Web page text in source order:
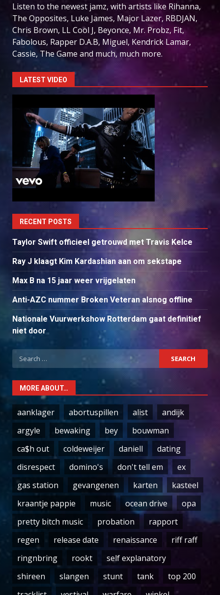
Listen to the newest jamz, with artists like Rihanna,
The Opposites, Luke James, Major Lazer, RBDJAN,
Chris Brown, LL Cool J, Beyonce, Mr. Probz, Fit,
Fabolous, Rapper D.A.B, Miguel, Kendrick Lamar,
Cassie, The Game and much, much more.
LATEST VIDEO
RECENT POSTS
Taylor Swift officieel getrouwd met Travis Kelce
Ray J klaagt Kim Kardashian aan om sekstape
Max B na 15 jaar weer vrijgelaten
Anti-AZC nummer Broken Veteran alsnog offline
Nationale Vuurwerkshow Rotterdam gaat definitief
niet door
Search
for:
MORE ABOUT…
aanklager abortuspillen alist
andijk
argyle
bewaking bey
bouwman
ca$h out
coldeweijer daniell
dating
disrespect
domino's don't tell em
ex
gas station
gevangenen karten
kasteel
kraantje pappie
music ocean drive
opa
pretty bitch music
probation
rapport
regen
release date renaissance
riff raff
ringnbring
rookt
self explanatory
shireen
slangen stunt tank
top 200